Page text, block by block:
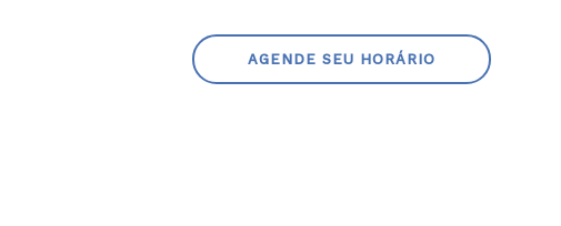
AGENDE SEU HORÁRIO